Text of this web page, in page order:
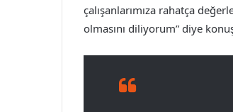
çalışanlarımıza rahatça
olmasını diliyorum” diye